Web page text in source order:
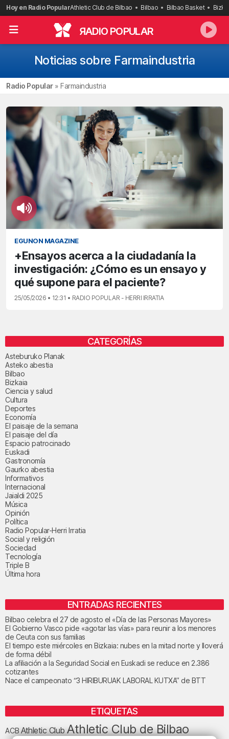
Saltar
al
contenido
Hoy en Radio PopularAthletic Club de Bilbao Bilbao Bilbao Basket
RADIO POPULAR
Noticias sobre Farmaindustria
Radio Popular» Farmaindustria
EGUNON MAGAZINE
+Ensayos acerca a la ciudadanía la
investigación: ¿Cómo es un ensayo y
qué supone para el paciente?
25/05/2026 • 12:31 • RADIO POPULAR - HERRI IRRATIA
CATEGORÍAS
Asteburuko Planak
Asteko abestia
Bilbao
Bizkaia
Ciencia y salud
Cultura
Deportes
Economía
El paisaje de la semana
El paisaje del día
Espacio patrocinado
Euskadi
Gastronomía
Gaurko abestia
Informativos
Internacional
Jaialdi 2025
Música
Opinión
Política
Radio Popular-Herri Irratia
Social y religión
Sociedad
Tecnología
Triple B
Última hora
ENTRADAS RECIENTES
Bilbao celebra el 27 de agosto el «Día de las Personas Mayores»
El Gobierno Vasco pide «agotar las vías» para reunir a los menores
de Ceuta con sus familias
El tiempo este miércoles en Bizkaia: nubes en la mitad norte y lloverá
de forma débil
La afiliación a la Seguridad Social en Euskadi se reduce en 2.386
cotizantes
Nace el campeonato “3 HIRIBURUAK LABORAL KUTXA” de BTT
ETIQUETAS
ACBAthletic ClubAthletic Club de Bilbao